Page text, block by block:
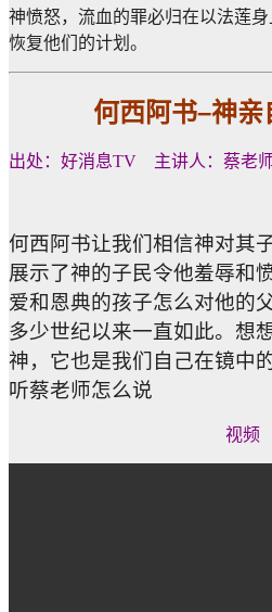
神愤怒，流血的罪必归在以法莲
恢复他们的计划。
何西阿书–神亲
出处：好消息TV 主讲人：蔡老
何西阿书让我们相信神对其
展示了神的子民令他羞辱和
爱和恩典的孩子怎么对他的
多少世纪以来一直如此。想
神，它也是我们自己在镜中
听蔡老师怎么说
视频